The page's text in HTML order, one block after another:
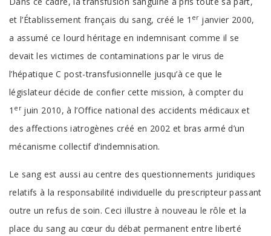
et l’Établissement français du sang, créé le 1 erjanvier 2000,
a assumé ce lourd héritage en indemnisant comme il se
devait les victimes de contaminations par le virus de
l’hépatique C post-transfusionnelle jusqu’à ce que le
législateur décide de confier cette mission, à compter du
1 erjuin 2010, à l’Office national des accidents médicaux et
des affections iatrogènes créé en 2002 et bras armé d’un
mécanisme collectif d’indemnisation.
Le sang est aussi au centre des questionnements juridiques
relatifs à la responsabilité individuelle du prescripteur passant
outre un refus de soin. Ceci illustre à nouveau le rôle et la
place du sang au cœur du débat permanent entre liberté